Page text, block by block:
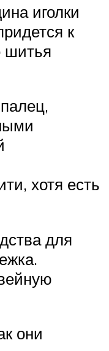
иголки
к
шитья
хотя есть
для
они